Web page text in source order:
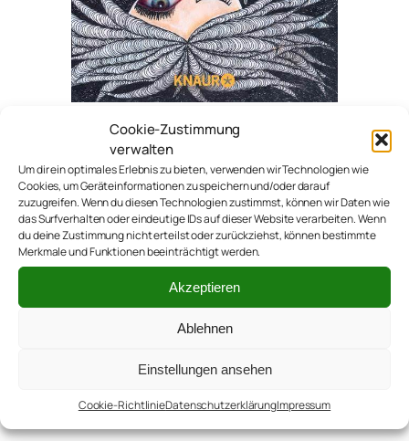
Cookie-Zustimmung
verwalten
Um dir ein optimales Erlebnis zu bieten, verwenden wir Technologien wie
Cookies, um Geräteinformationen zu speichern und/oder darauf
zuzugreifen. Wenn du diesen Technologien zustimmst, können wir Daten wie
das Surfverhalten oder eindeutige IDs auf dieser Website verarbeiten. Wenn
du deine Zustimmung nicht erteilst oder zurückziehst, können bestimmte
Merkmale und Funktionen beeinträchtigt werden.
Akzeptieren
Ablehnen
Einstellungen ansehen
Cookie-RichtlinieDatenschutzerklärungImpressum
Silia und der wilde Watz
Silia und der wilde Watz (11)
Silia und der wilde Watz (10)
Silia und der wilde Watz (8)